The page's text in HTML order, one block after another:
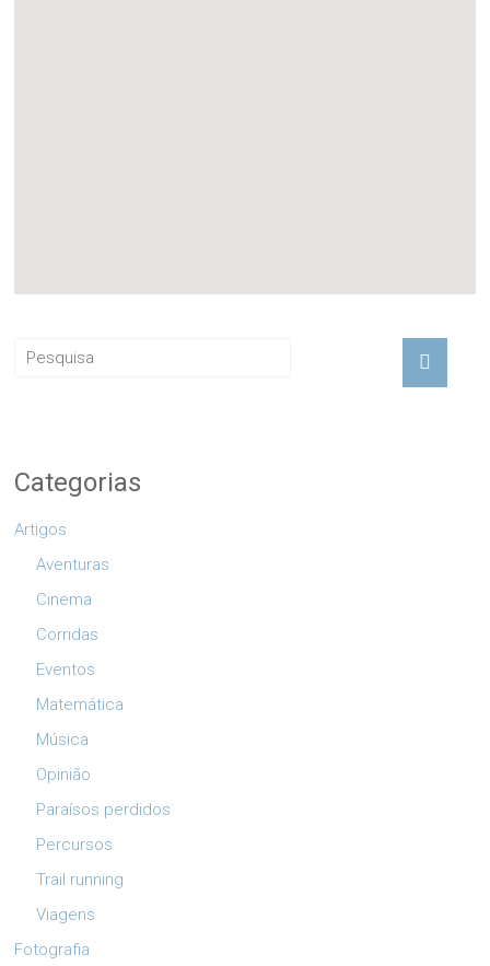
Categorias
Artigos
Aventuras
Cinema
Corridas
Eventos
Matemática
Música
Opinião
Paraísos perdidos
Percursos
Trail running
Viagens
Fotografia